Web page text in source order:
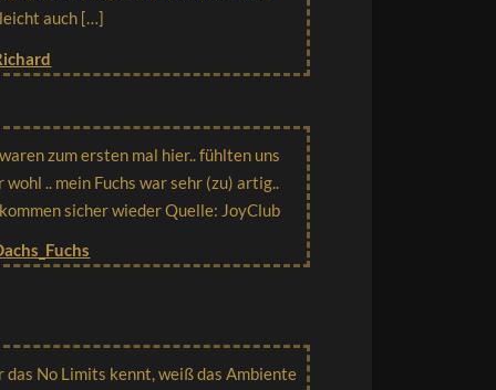
auch […]
zum ersten mal hier.. fühlten uns
wohl .. mein Fuchs war sehr (zu) artig..
sicher wieder Quelle: JoyClub
das No Limits kennt, weiß das Ambiente